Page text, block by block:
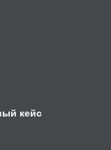
кейс